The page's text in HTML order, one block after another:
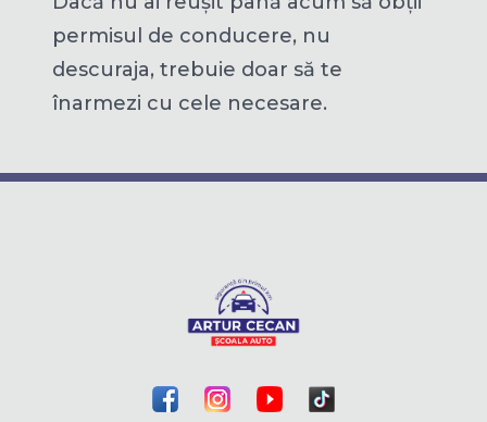
permisul de conducere, nu
descuraja, trebuie doar să te
înarmezi cu cele necesare.